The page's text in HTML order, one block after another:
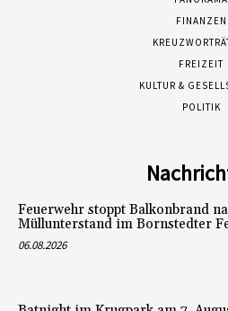
FINANZEN
FREIZEIT
KULTUR &
POLITIK
Feuerwehr stoppt Balkonbrand
Müllunterstand im Bornstedter
06.08.2026